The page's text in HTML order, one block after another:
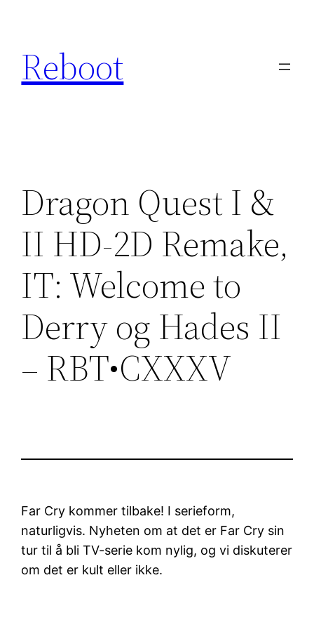
innhold
Reboot
Dragon Quest I &
II HD-2D Remake,
IT: Welcome to
Derry og Hades II
– RBT•CXXXV
Far Cry kommer tilbake! I serieform,
naturligvis. Nyheten om at det er Far Cry sin
tur til å bli TV-serie kom nylig, og vi diskuterer
om det er kult eller ikke.